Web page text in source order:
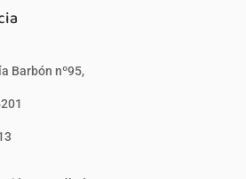
Barbón nº95,